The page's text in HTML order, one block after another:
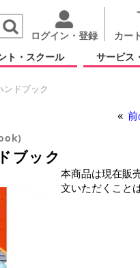
ログイン・登録 カー
ト・スクール サービス
ンドブック
ブック
本商品は現在販
文いただくこと